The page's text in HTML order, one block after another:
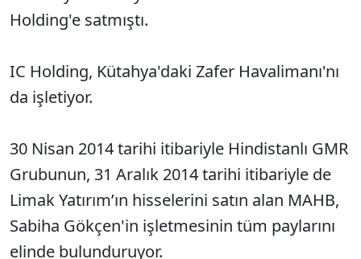
Holding'e satmıştı.
IC Holding, Kütahya'daki Zafer Havalimanı'nı
da işletiyor.
30 Nisan 2014 tarihi itibariyle Hindistanlı GMR
Grubunun, 31 Aralık 2014 tarihi itibariyle de
Limak Yatırım’ın hisselerini satın alan MAHB,
Sabiha Gökçen'in işletmesinin tüm paylarını
elinde bulunduruyor.